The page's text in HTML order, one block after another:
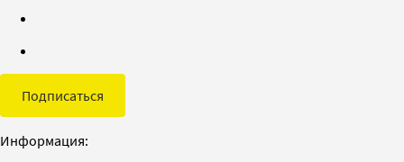
Подписаться
Информация: